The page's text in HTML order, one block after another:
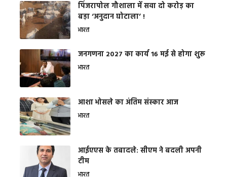
​पिंजरापोल गौशाला में सवा दो करोड़ का
बड़ा ‘अनुदान घोटाला’ !
भारत
जनगणना 2027 का कार्य 16 मई से होगा शुरू
भारत
आशा भोसले का अंतिम संस्कार आज
भारत
आईएएस के तबादले: सीएम ने बदली अपनी
टीम